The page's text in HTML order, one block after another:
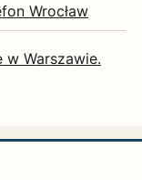
Wrocław
w Warszawie.